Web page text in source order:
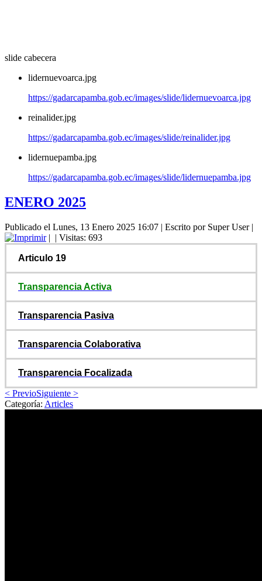
slide cabecera
lidernuevoarca.jpg
https://gadarcapamba.gob.ec/images/slide/lidernuevoarca.jpg
reinalider.jpg
https://gadarcapamba.gob.ec/images/slide/reinalider.jpg
lidernuepamba.jpg
https://gadarcapamba.gob.ec/images/slide/lidernuepamba.jpg
ENERO 2025
Publicado el Lunes, 13 Enero 2025 16:07 | Escrito por Super User|
| | Visitas: 693
Articulo 19
Transparencia Activa
Transparencia Pasiva
Transparencia Colaborativa
Transparencia Focalizada
< PrevioSiguiente >
Categoría: Articles